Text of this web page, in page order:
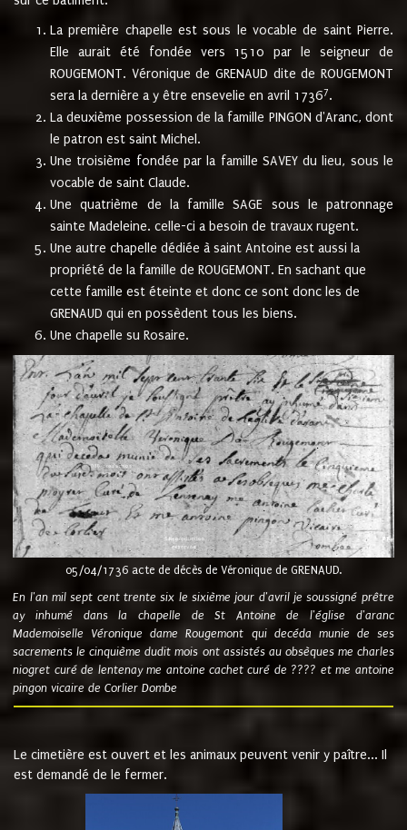
La première chapelle est sous le vocable de saint Pierre.
Elle aurait été fondée vers 1510 par le seigneur de
ROUGEMONT. Véronique de GRENAUD dite de ROUGEMONT
sera la dernière a y être ensevelie en avril 17367.
La deuxième possession de la famille PINGON d'Aranc, dont
le patron est saint Michel.
Une troisième fondée par la famille SAVEY du lieu, sous le
vocable de saint Claude.
Une quatrième de la famille SAGE sous le patronnage
sainte Madeleine. celle-ci a besoin de travaux rugent.
Une autre chapelle dédiée à saint Antoine est aussi la
propriété de la famille de ROUGEMONT. En sachant que
cette famille est éteinte et donc ce sont donc les de
GRENAUD qui en possèdent tous les biens.
Une chapelle su Rosaire.
05/04/1736 acte de décès de Véronique de GRENAUD.
En l'an mil sept cent trente six le sixième jour d'avril je soussigné prêtre
ay inhumé dans la chapelle de St Antoine de l'église d'aranc
Mademoiselle Véronique dame Rougemont qui decéda munie de ses
sacrements le cinquième dudit mois ont assistés au obsèques me charles
niogret curé de lentenay me antoine cachet curé de ???? et me antoine
pingon vicaire de Corlier Dombe
Le cimetière est ouvert et les animaux peuvent venir y paître... Il
est demandé de le fermer.